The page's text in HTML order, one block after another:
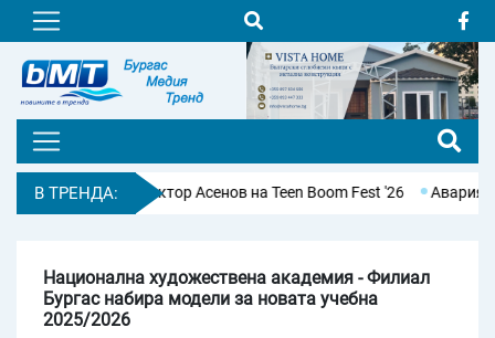
В ТРЕНДА:
Виктор Асенов на Teen Boom Fest '26 Авария остави
Национална художествена академия - Филиал
Бургас набира модели за новата учебна
2025/2026